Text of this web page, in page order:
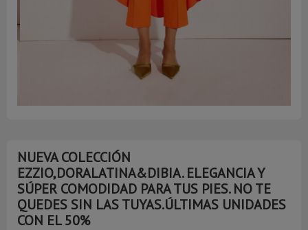
NUEVA COLECCIÓN
EZZIO,DORALATINA&DIBIA. ELEGANCIA Y
SÚPER COMODIDAD PARA TUS PIES. NO TE
QUEDES SIN LAS TUYAS.ÚLTIMAS UNIDADES
CON EL 50%